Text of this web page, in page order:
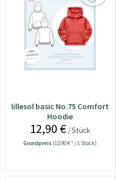
lillesol basic No.75 Comfort
Hoodie
12,90 € / Stück
Grundpreis (12,90 € * / 1 Stück)